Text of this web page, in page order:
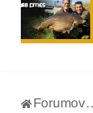
Forumoverzicht